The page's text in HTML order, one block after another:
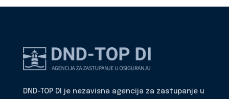
DND-TOP DI je nezavisna agencija za zastupanje u